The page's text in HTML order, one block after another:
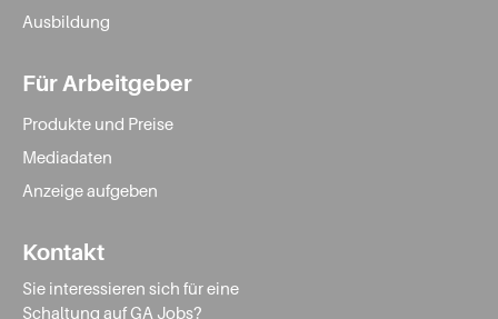
Ausbildung
Für Arbeitgeber
Produkte und Preise
Mediadaten
Anzeige aufgeben
Kontakt
Sie interessieren sich für eine
Schaltung auf GA Jobs?